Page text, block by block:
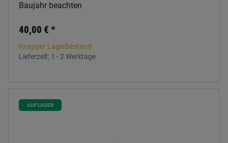
Baujahr beachten
40,00 € *
Knapper Lagerbestand
Lieferzeit: 1 - 2 Werktage
AUF LAGER